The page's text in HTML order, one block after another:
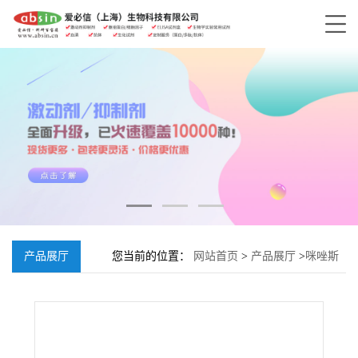
产品展厅 您当前的位置： 网站首页 > 产品展厅 >咪唑斯